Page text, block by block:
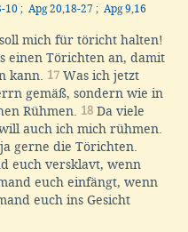
10 ; Apg 20,18-27 ; Apg 9,16
mich für töricht halten!
einen Törichten an, damit
kann. 17 Was ich jetzt
gemäß, sondern wie in
Rühmen. 18 Da viele
auch ich mich rühmen.
gerne die Törichten.
euch versklavt, wenn
euch einfängt, wenn
euch ins Gesicht